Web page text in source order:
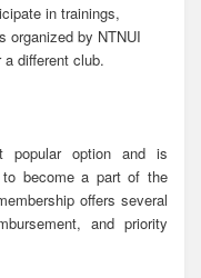
in trainings,
organized by NTNUI
different club.
popular option and is
to become a part of the
offers several
and priority